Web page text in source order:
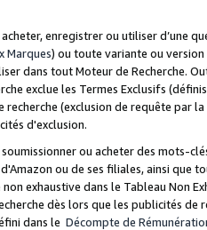
acheter, enregistrer ou utiliser d’une
Marques) ou toute variante ou
dans tout Moteur de Recherche.
exclue les Termes Exclusifs
recherche (exclusion de requête
d'exclusion.
ou acheter des mots-
ou de ses filiales, ainsi que
exhaustive dans le Tableau Non
dès lors que les publicités de
dans le Décompte de